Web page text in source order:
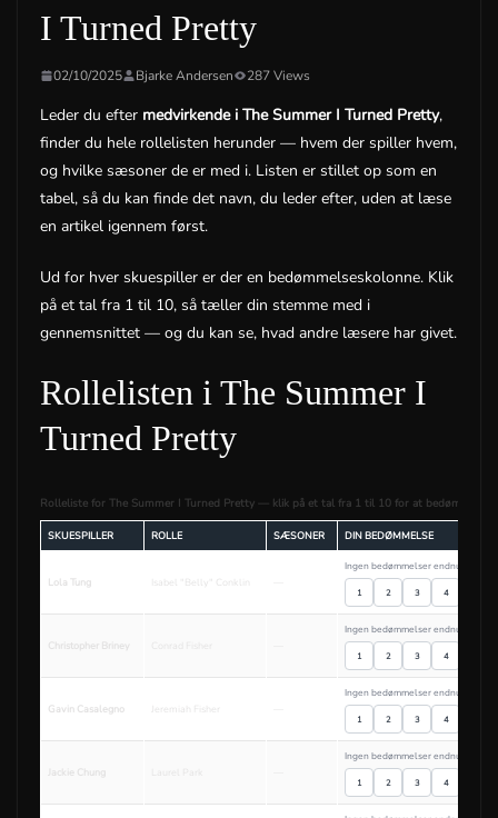
I Turned Pretty
02/10/2025 Bjarke Andersen 287 Views
Leder du efter medvirkende i The Summer I Turned Pretty,
finder du hele rollelisten herunder — hvem der spiller hvem,
og hvilke sæsoner de er med i. Listen er stillet op som en
tabel, så du kan finde det navn, du leder efter, uden at læse
en artikel igennem først.
Ud for hver skuespiller er der en bedømmelseskolonne. Klik
på et tal fra 1 til 10, så tæller din stemme med i
gennemsnittet — og du kan se, hvad andre læsere har givet.
Rollelisten i The Summer I
Turned Pretty
Rolleliste for The Summer I Turned Pretty — klik på et tal fra 1 til 10 for at bedømme en
SKUESPILLER ROLLE SÆSONER DIN BEDØMMELSE
Lola Tung Isabel "Belly" Conklin
Ingen bedømmelser endnu
1 2 3 4
Christopher Briney
Ingen bedømmelser endnu
1 2 3 4
Gavin Casalegno Jeremiah Fisher
Ingen bedømmelser endnu
1 2 3 4
Jackie Chung
Ingen bedømmelser endnu
1 2 3 4